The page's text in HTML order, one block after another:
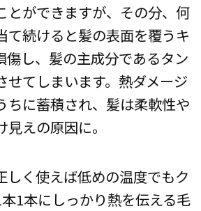
とができますが、その分、何
て続けると髪の表面を覆うキ
傷し、髪の主成分であるタン
せてしまいます。熱ダメージ
ちに蓄積され、髪は柔軟性や
えの原因に。
しく使えば低めの温度でもク
1本にしっかり熱を伝える毛